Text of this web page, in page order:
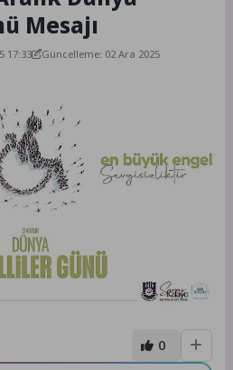
Mesajı
17:33
Güncelleme: 02 Ara 2025
0